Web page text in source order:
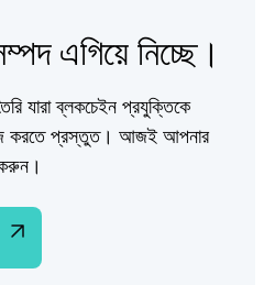
এগিয়ে নিচ্ছে।
যারা ব্লকচেইন প্রযুক্তিকে
করতে প্রস্তুত। আজই আপনার